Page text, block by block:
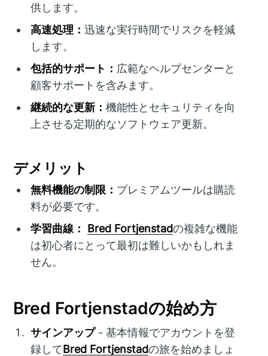
供します。
高速処理：迅速な実行時間でリスクを軽減
します。
包括的サポート： 広範なヘルプセンターと
顧客サポートを含みます。
継続的な更新：機能性とセキュリティを向
上させる定期的なソフトウェア更新。
デメリット
無料機能の制限： プレミアムツールは購読
料が必要です。
学習曲線：
Bred Fortjenstadの複雑な機能
は初心者にとって最初は難しいかもしれま
せん。
Bred Fortjenstadの始め方
サインアップ- 基本情報でアカウントを登
録してBred Fortjenstadの旅を始めましょ